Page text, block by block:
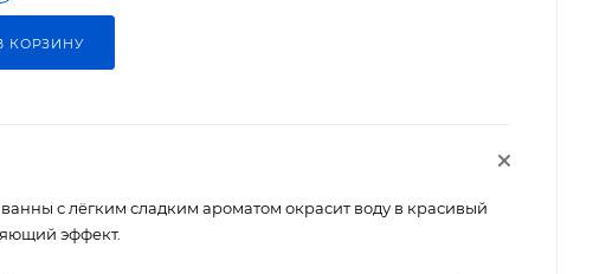
КОРЗИНУ
с лёгким сладким ароматом окрасит воду в красивый
эффект.